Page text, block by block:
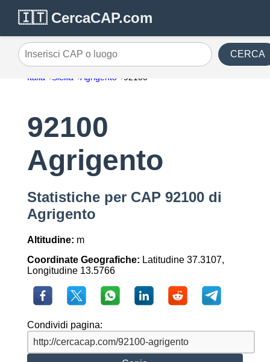
🇮🇹 CercaCAP.com
Inserisci CAP o luogo CERCA
Italia Sicilia Agrigento 92100
92100
Agrigento
Statistiche per CAP 92100 di
Agrigento
Altitudine: m
Coordinate Geografiche: Latitudine 37.3107,
Longitudine 13.5766
Condividi pagina: